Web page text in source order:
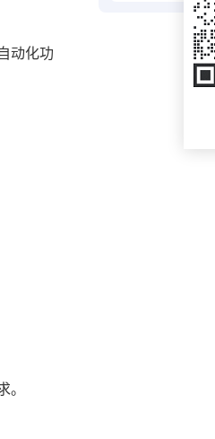
动化功